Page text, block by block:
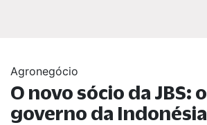
Agronegócio
O novo sócio da JBS: o
governo da Indonésia